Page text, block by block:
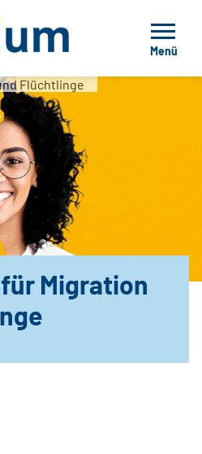
Menü
Flüchtlinge
Migration